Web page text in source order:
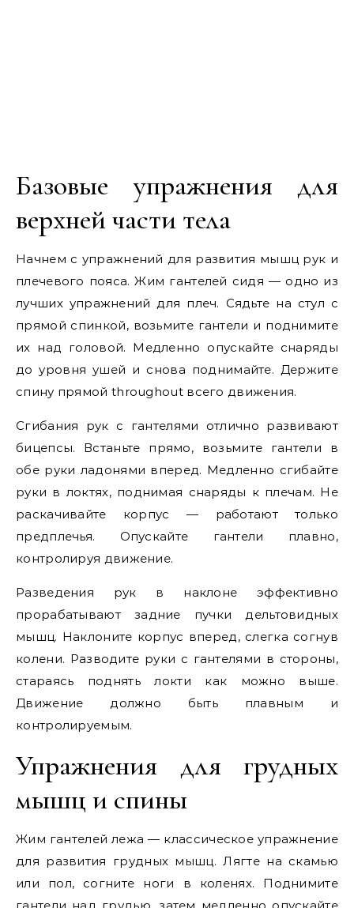
Базовые упражнения для
верхней части тела
Начнем с упражнений для развития мышц рук и
плечевого пояса. Жим гантелей сидя — одно из
лучших упражнений для плеч. Сядьте на стул с
прямой спинкой, возьмите гантели и поднимите
их над головой. Медленно опускайте снаряды
до уровня ушей и снова поднимайте. Держите
спину прямой throughout всего движения.
Сгибания рук с гантелями отлично развивают
бицепсы. Встаньте прямо, возьмите гантели в
обе руки ладонями вперед. Медленно сгибайте
руки в локтях, поднимая снаряды к плечам. Не
раскачивайте корпус — работают только
предплечья. Опускайте гантели плавно,
контролируя движение.
Разведения рук в наклоне эффективно
прорабатывают задние пучки дельтовидных
мышц. Наклоните корпус вперед, слегка согнув
колени. Разводите руки с гантелями в стороны,
стараясь поднять локти как можно выше.
Движение должно быть плавным и
контролируемым.
Упражнения для грудных
мышц и спины
Жим гантелей лежа — классическое упражнение
для развития грудных мышц. Лягте на скамью
или пол, согните ноги в коленях. Поднимите